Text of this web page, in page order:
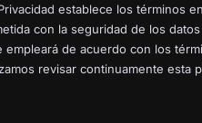
establece los términos
con la seguridad de los
de acuerdo con los
revisar continuamente esta